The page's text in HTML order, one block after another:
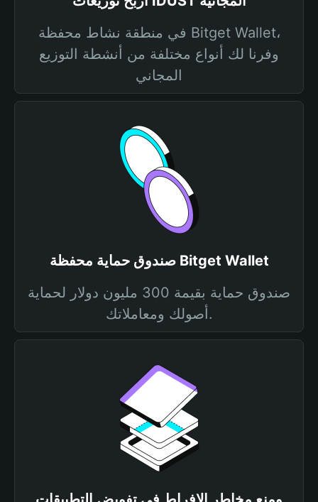
في منطقة نشاط محفظة Bitget Wallet،
وفرنا لك أنواع مختلفة من أنشطة التوزيع
المجاني
صندوق حماية محفظة Bitget Wallet
صندوق حماية بقيمة 300 مليون دولار لحماية
أصولك ومعاملاتك.